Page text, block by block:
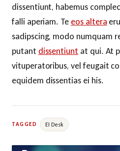
dissentiunt, habemus
falli aperiam. Te eos altera
sadipscing, modo numquam
putant dissentiunt at qui. At
vituperatoribus, vel feugait
equidem dissentias ei his.
TAGGED EI Desk